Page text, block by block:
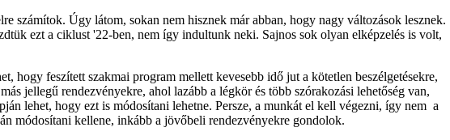
számítok. Úgy látom, sokan nem hisznek már abban, hogy nagy változások lesznek.
ezt a ciklust '22-ben, nem így indultunk neki. Sajnos sok olyan elképzelés is volt,
hogy feszített szakmai program mellett kevesebb idő jut a kötetlen beszélgetésekre,
jellegű rendezvényekre, ahol lazább a légkör és több szórakozási lehetőség van,
lehet, hogy ezt is módosítani lehetne. Persze, a munkát el kell végezni, így nem a
módosítani kellene, inkább a jövőbeli rendezvényekre gondolok.